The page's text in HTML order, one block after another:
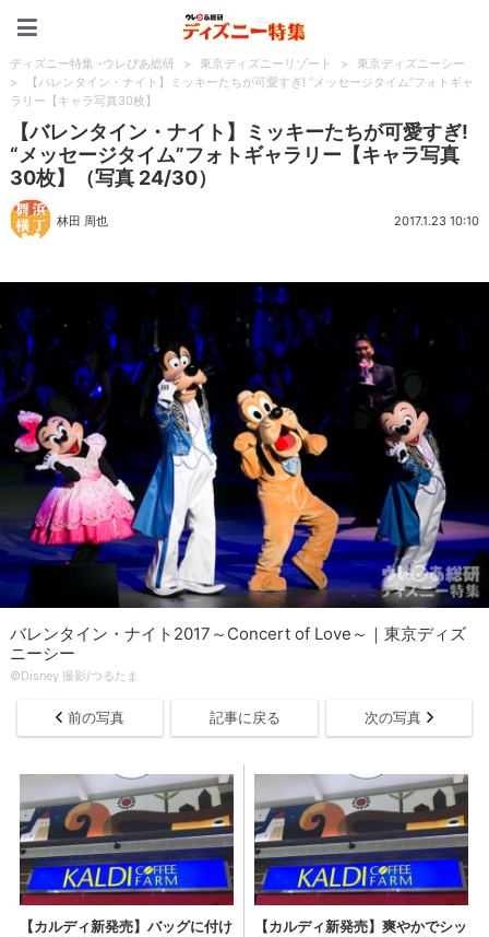
ディズニー特集 -ウレぴあ総研 > 東京ディズニーリゾート >
東京ディズニーシー
>
【バレンタイン・ナイト】ミッキーたちが可愛すぎ! “メッセージタイム”フォトギャ
ラリー【キャラ写真30枚】
【バレンタイン・ナイト】ミッキーたちが可愛すぎ!
“メッセージタイム”フォトギャラリー【キャラ写真
30枚】（写真 24/30）
林田 周也 2017.1.23 10:10
バレンタイン・ナイト2017～Concert of Love～｜東京ディズ
ニーシー
©Disney 撮影/つるたま
前の写真 記事に戻る 次の写真